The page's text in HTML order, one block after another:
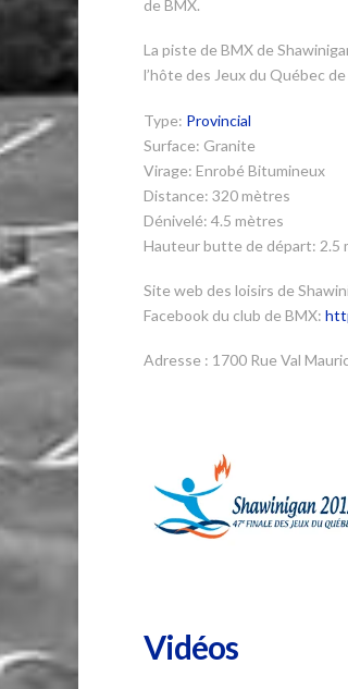
de BMX.
La piste de BMX de
l’hôte des Jeux du Québec
Type: Provincial
Surface: Granite
Virage: Enrobé Bitumineux
Distance: 320 mètres
Dénivelé: 4.5 mètres
Hauteur butte de départ: 2.5
Site web des loisirs de
Facebook du club de BMX:
Adresse : 1700 Rue Val
Vidéos